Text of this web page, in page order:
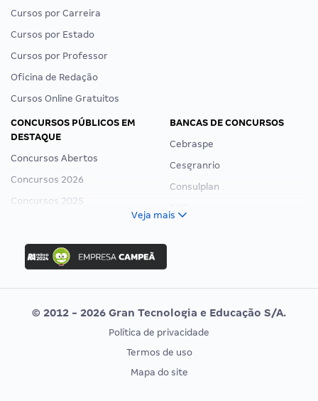
Cursos por Carreira
Cursos por Estado
Cursos por Professor
Oficina de Redação
Cursos Online Gratuitos
CONCURSOS PÚBLICOS EM
DESTAQUE
Concursos Abertos
Concursos 2026
Concursos 2025
Concurso Ibama
Concurso MPU
Editais publicados
BANCAS DE CONCURSOS
Cebraspe
Cesgranrio
Consulplan
Vunesp
CONCURSOS POR PROFISSÃO
EXAME DE ORDEM
Veja mais
© 2012 - 2026 Gran Tecnologia e Educação S/A.
Política de privacidade
Termos de uso
Mapa do site